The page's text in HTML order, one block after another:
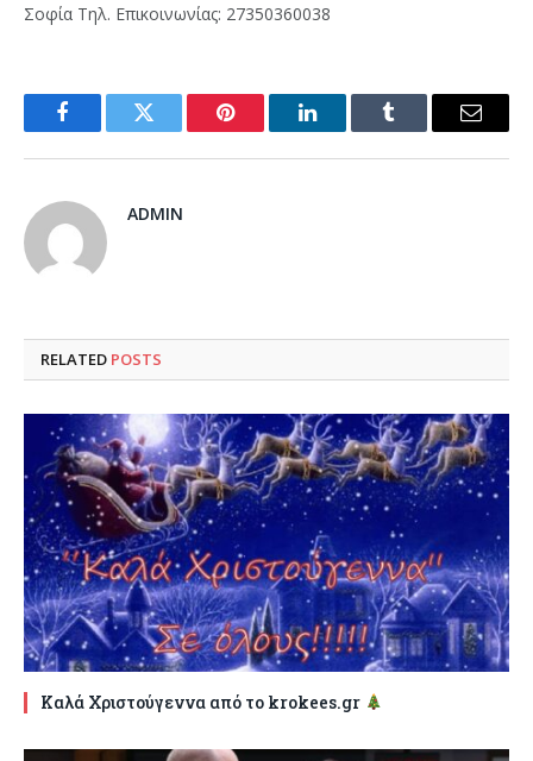
Σοφία Τηλ. Επικοινωνίας: 27350360038
FacebookTwitter Pinterest LinkedInTumblr Email
ADMIN
RELATED POSTS
Καλά Χριστούγεννα από το krokees.gr